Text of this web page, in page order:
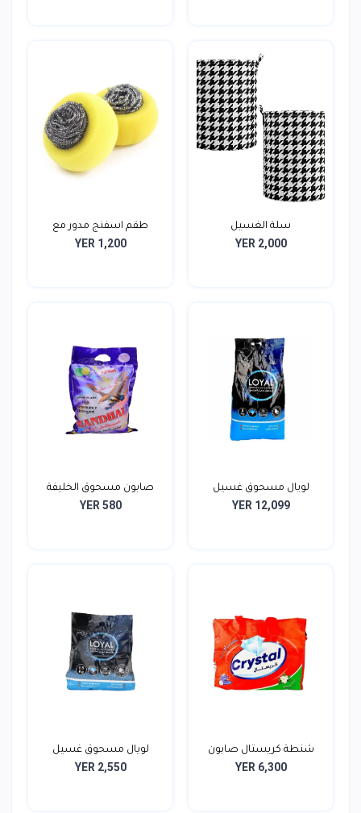
سلة الغسيل
YER 2,000
طقم اسفنج مدور مع
الليف...
YER 1,200
لويال مسحوق غسيل
الملاب...
YER 12,099
صابون مسحوق الخليفة
700...
YER 580
شنطة كريستال صابون
ملاب...
YER 6,300
لويال مسحوق غسيل
ملابس...
YER 2,550